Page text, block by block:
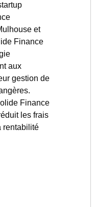
et
Finance
aux
gestion de
Finance
les frais
rentabilité